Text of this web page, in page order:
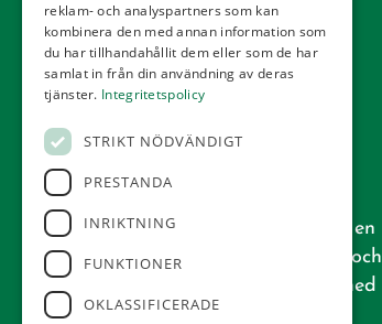
Vår golfbana, som är ritad av den
välkända arkitekten Åke Persson, är en
riktig skånsk bana med öppen park och
typiska hedar. Mycket välskött och med
ett gott rykte.
reklam- och analyspartners som kan
kombinera den med annan information som
du har tillhandahållit dem eller som de har
samlat in från din användning av deras
tjänster. Integritetspolicy
STRIKT NÖDVÄNDIGT
PRESTANDA
INRIKTNING
FUNKTIONER
OKLASSIFICERADE